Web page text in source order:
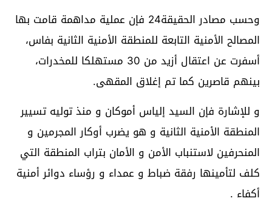
وحسب مصادر الحقيقة24 فإن عملية مداهمة قامت بها
المصالح الأمنية التابعة للمنطقة الأمنية الثانية بفاس،
أسفرت عن اعتقال أزيد من 30 مستهلكا للمخدرات،
بينهم قاصرين كما تم إغلاق المقهى.
و للإشارة فإن السيد إلياس أموكان و منذ توليه تسيير
المنطقة الأمنية الثانية و هو يضرب أوكار المجرمين و
المنحرفين لاستنباب الأمن و الأمان بتراب المنطقة التي
كلف لتأمينها رفقة ضباط و عمداء و رؤساء دوائر أمنية
أكفاء .